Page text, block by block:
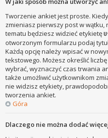
Tworzenie ankiet jest proste.
zmieniasz pierwszy post w
tematu będziesz widzieć etykietę
otworzonym formularzu podaj
Każdą opcję należy wpisać w
tekstowego. Możesz określić
wybrać, wyznaczyć czas trwania
także umożliwić użytkownikom
nie widzisz etykiety,
tworzenia ankiet.
Góra
Dlaczego nie można dodać